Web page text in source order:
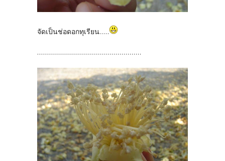
จัดเป็นช่อดอกทุเรียน.....
....................................................